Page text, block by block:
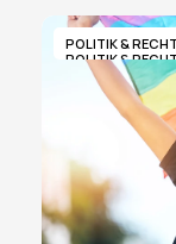
POLITIK & RECHT
POLITIK &